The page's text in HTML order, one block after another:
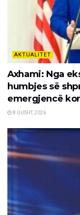
AKTUALITET
Axhami: Nga
humbjes së
emergjencë
8 GUSHT, 2026